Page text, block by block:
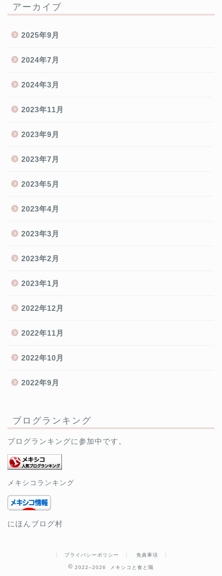
アーカイブ
2025年9月
2024年7月
2024年3月
2023年11月
2023年9月
2023年7月
2023年5月
2023年4月
2023年3月
2023年2月
2023年1月
2022年12月
2022年11月
2022年10月
2022年9月
ブログランキング
ブログランキングに参加中です。
メキシコランキング
にほんブログ村
プライバシーポリシー 免責事項
2022–2026 メキシコと食と職